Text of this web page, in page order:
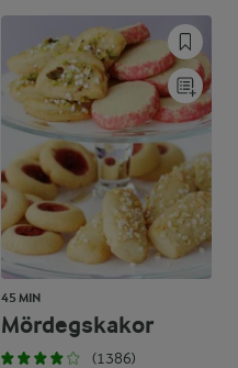
45 MIN
Mördegskakor
(1386)